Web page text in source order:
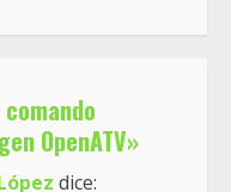
OpenATV»
dice: